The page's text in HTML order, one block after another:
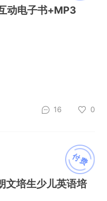
动电子书+MP3
16 0
付费
培生少儿英语培